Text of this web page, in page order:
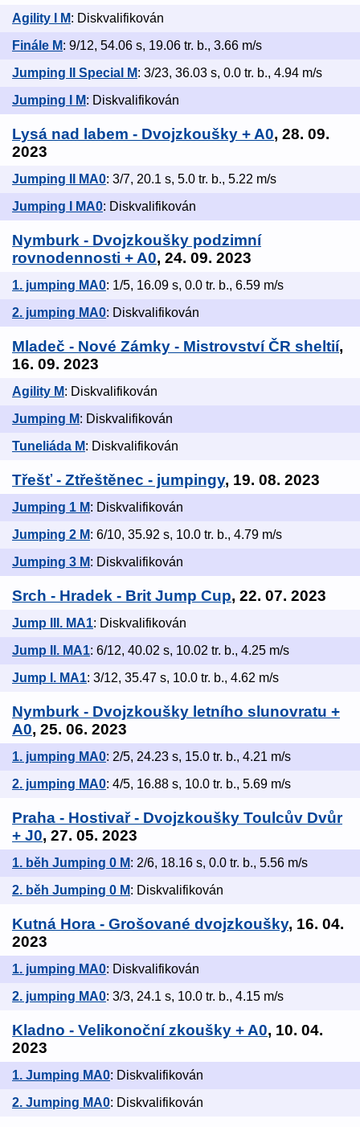
Agility I M: Diskvalifikován
Finále M: 9/12, 54.06 s, 19.06 tr. b., 3.66 m/s
Jumping II Special M: 3/23, 36.03 s, 0.0 tr. b., 4.94 m/s
Jumping I M: Diskvalifikován
Lysá nad labem - Dvojzkoušky + A0, 28. 09.
2023
Jumping II MA0: 3/7, 20.1 s, 5.0 tr. b., 5.22 m/s
Jumping I MA0: Diskvalifikován
Nymburk - Dvojzkoušky podzimní
rovnodennosti + A0, 24. 09. 2023
1. jumping MA0: 1/5, 16.09 s, 0.0 tr. b., 6.59 m/s
2. jumping MA0: Diskvalifikován
Mladeč - Nové Zámky - Mistrovství ČR sheltií,
16. 09. 2023
Agility M: Diskvalifikován
Jumping M: Diskvalifikován
Tuneliáda M: Diskvalifikován
Třešť - Ztřeštěnec - jumpingy, 19. 08. 2023
Jumping 1 M: Diskvalifikován
Jumping 2 M: 6/10, 35.92 s, 10.0 tr. b., 4.79 m/s
Jumping 3 M: Diskvalifikován
Srch - Hradek - Brit Jump Cup, 22. 07. 2023
Jump III. MA1: Diskvalifikován
Jump II. MA1: 6/12, 40.02 s, 10.02 tr. b., 4.25 m/s
Jump I. MA1: 3/12, 35.47 s, 10.0 tr. b., 4.62 m/s
Nymburk - Dvojzkoušky letního slunovratu +
A0, 25. 06. 2023
1. jumping MA0: 2/5, 24.23 s, 15.0 tr. b., 4.21 m/s
2. jumping MA0: 4/5, 16.88 s, 10.0 tr. b., 5.69 m/s
Praha - Hostivař - Dvojzkoušky Toulcův Dvůr
+ J0, 27. 05. 2023
1. běh Jumping 0 M: 2/6, 18.16 s, 0.0 tr. b., 5.56 m/s
2. běh Jumping 0 M: Diskvalifikován
Kutná Hora - Grošované dvojzkoušky, 16. 04.
2023
1. jumping MA0: Diskvalifikován
2. jumping MA0: 3/3, 24.1 s, 10.0 tr. b., 4.15 m/s
Kladno - Velikonoční zkoušky + A0, 10. 04.
2023
1. Jumping MA0: Diskvalifikován
2. Jumping MA0: Diskvalifikován